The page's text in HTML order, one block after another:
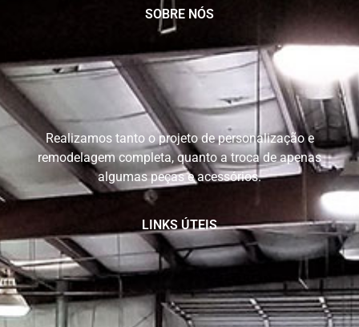
SOBRE NÓS
Realizamos tanto o projeto de personalização e
remodelagem completa, quanto a troca de apenas
algumas peças e acessórios.
LINKS ÚTEIS